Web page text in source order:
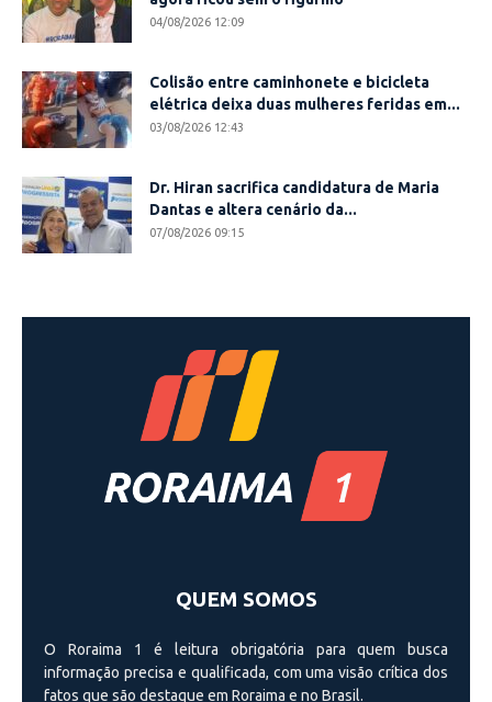
04/08/2026 12:09
Colisão entre caminhonete e bicicleta
elétrica deixa duas mulheres feridas em...
03/08/2026 12:43
Dr. Hiran sacrifica candidatura de Maria
Dantas e altera cenário da...
07/08/2026 09:15
QUEM SOMOS
O Roraima 1 é leitura obrigatória para quem busca
informação precisa e qualificada, com uma visão crí­tica dos
fatos que são destaque em Roraima e no Brasil.